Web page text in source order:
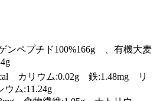
ンペプチド100%166g 、有機大麦
カリウム:0.02g 鉄:1.48mg リ
ム:11.24g